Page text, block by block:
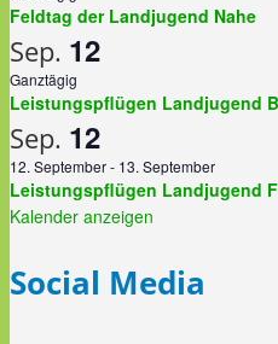
Feldtag der Landjugend Nahe
Sep. 12
Ganztägig
Leistungspflügen Landjugend
Sep. 12
12. September- 13. September
Leistungspflügen Landjugend
Kalender anzeigen
Social Media